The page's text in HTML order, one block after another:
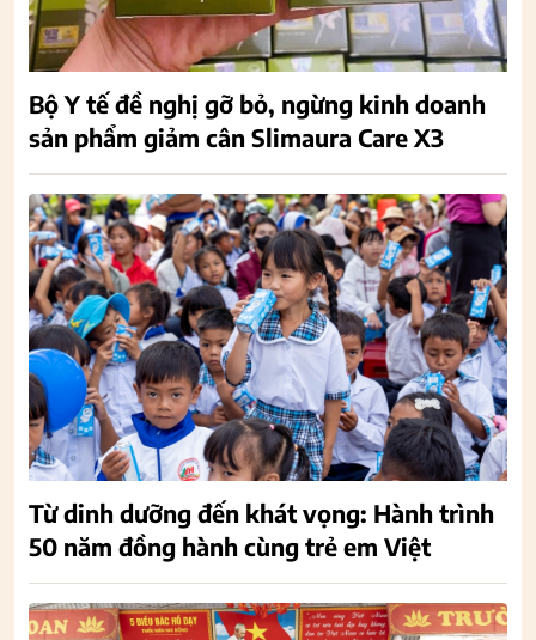
Bộ Y tế đề nghị gỡ bỏ, ngừng kinh doanh
sản phẩm giảm cân Slimaura Care X3
Từ dinh dưỡng đến khát vọng: Hành trình
50 năm đồng hành cùng trẻ em Việt